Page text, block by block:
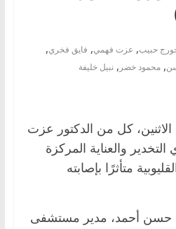
حبيب, عزت فهمي, فايق فخري,
, محمود خضر , نبيل خليفة
الاثنين، كل من الدكتور عزت
والعناية المركزة
متأثرًا بإصابته
حسن أحمد، مدير مستشفى